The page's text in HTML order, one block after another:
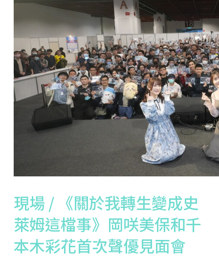
現場 / 《關於我轉生變成史
萊姆這檔事》岡咲美保和千
本木彩花首次聲優見面會